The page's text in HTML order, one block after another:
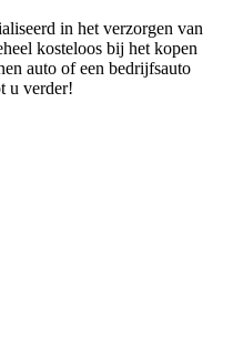
in het verzorgen van
kosteloos bij het kopen
auto of een bedrijfsauto
u verder!